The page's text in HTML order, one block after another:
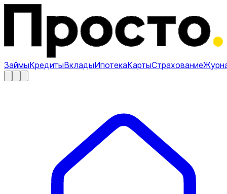
ЗаймыКредитыВкладыИпотекаКартыСтрахование